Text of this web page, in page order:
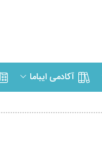
آکادمی ایباما